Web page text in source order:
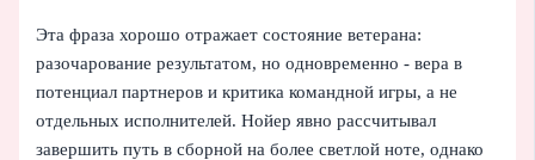
Эта фраза хорошо отражает состояние ветерана:
разочарование результатом, но одновременно - вера в
потенциал партнеров и критика командной игры, а не
отдельных исполнителей. Нойер явно рассчитывал
завершить путь в сборной на более светлой ноте, однако